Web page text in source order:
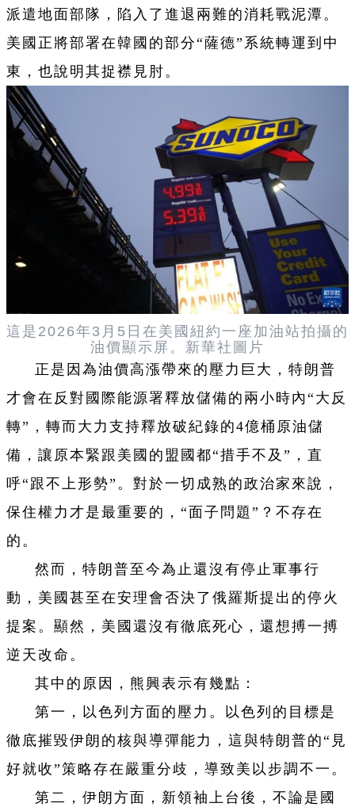
派遣地面部隊，陷入了進退兩難的消耗戰泥潭。
美國正將部署在韓國的部分“薩德”系統轉運到中
東，也說明其捉襟見肘。
這是2026年3月5日在美國紐約一座加油站拍攝的
油價顯示屏。新華社圖片
正是因為油價高漲帶來的壓力巨大，特朗普
才會在反對國際能源署釋放儲備的兩小時內“大反
轉”，轉而大力支持釋放破紀錄的4億桶原油儲
備，讓原本緊跟美國的盟國都“措手不及”，直
呼“跟不上形勢”。對於一切成熟的政治家來說，
保住權力才是最重要的，“面子問題”？不存在
的。
然而，特朗普至今為止還沒有停止軍事行
動，美國甚至在安理會否決了俄羅斯提出的停火
提案。顯然，美國還沒有徹底死心，還想搏一搏
逆天改命。
其中的原因，熊興表示有幾點：
第一，以色列方面的壓力。以色列的目標是
徹底摧毀伊朗的核與導彈能力，這與特朗普的“見
好就收”策略存在嚴重分歧，導致美以步調不一。
第二，伊朗方面，新領袖上台後，不論是國